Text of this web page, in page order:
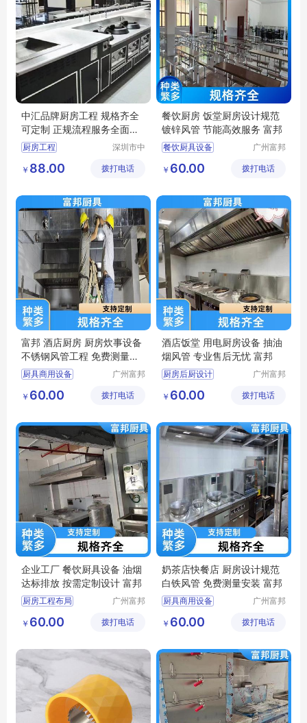
中汇品牌厨房工程 规格齐全
可定制 正规流程服务全面且
贴心
厨房工程
深圳市中
备有限公
￥ 88.00 拨打电话
餐饮厨房 饭堂厨房设计规范
镀锌风管 节能高效服务 富邦
餐饮厨具设备
厨房工程布局
厨具供应商
广州富邦
工程有限
￥ 60.00 拨打电话
富邦 酒店厨房 厨房炊事设备
不锈钢风管工程 免费测量安
装
厨具商用设备
学校厨房工程
厨具安装服务
广州富邦
工程有限
￥ 60.00 拨打电话
酒店饭堂 用电厨房设备 抽油
烟风管 专业售后无忧 富邦
厨房后厨设计
厨房炊事设备
厨房整体解决方案
广州富邦
工程有限
￥ 60.00 拨打电话
企业工厂 餐饮厨具设备 油烟
达标排放 按需定制设计 富邦
厨房工程布局
单位厨房工程
食堂厨房设备
广州富邦
工程有限
￥ 60.00 拨打电话
奶茶店快餐店 厨房设计规范
白铁风管 免费测量安装 富邦
厨具商用设备
厨房不锈钢定做
厨具供应商
广州富邦
工程有限
￥ 60.00 拨打电话